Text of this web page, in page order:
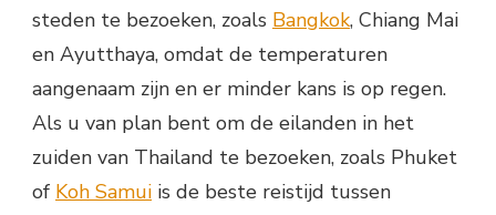
steden te bezoeken, zoals Bangkok, Chiang Mai
en Ayutthaya, omdat de temperaturen
aangenaam zijn en er minder kans is op regen.
Als u van plan bent om de eilanden in het
zuiden van Thailand te bezoeken, zoals Phuket
of Koh Samui is de beste reistijd tussen